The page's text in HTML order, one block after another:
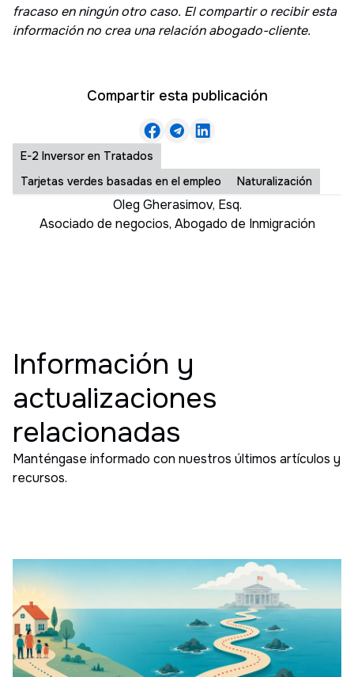
fracaso en ningún otro caso. El compartir o recibir esta
información no crea una relación abogado-cliente.
Compartir esta publicación
E-2 Inversor en Tratados
Tarjetas verdes basadas en el empleo
Naturalización
Oleg Gherasimov, Esq.
Asociado de negocios, Abogado de Inmigración
Información y
actualizaciones
relacionadas
Manténgase informado con nuestros últimos artículos y
recursos.